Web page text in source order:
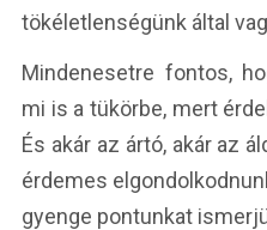
tökéletlenségünk által
Mindenesetre fontos,
mi is a tükörbe, mert
És akár az ártó, akár az
érdemes
gyenge pontunkat